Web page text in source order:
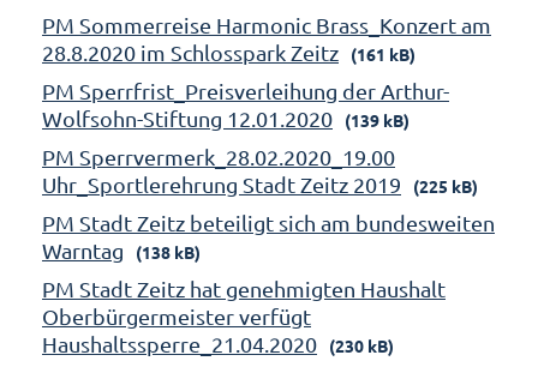
PM Sommerreise Harmonic Brass_Konzert am
28.8.2020 im Schlosspark Zeitz
(161 kB)
PM Sperrfrist_Preisverleihung der Arthur-
Wolfsohn-Stiftung 12.01.2020
(139 kB)
PM Sperrvermerk_28.02.2020_19.00
Uhr_Sportlerehrung Stadt Zeitz 2019
(225 kB)
PM Stadt Zeitz beteiligt sich am bundesweiten
Warntag
(138 kB)
PM Stadt Zeitz hat genehmigten Haushalt
Oberbürgermeister verfügt
Haushaltssperre_21.04.2020
(230 kB)